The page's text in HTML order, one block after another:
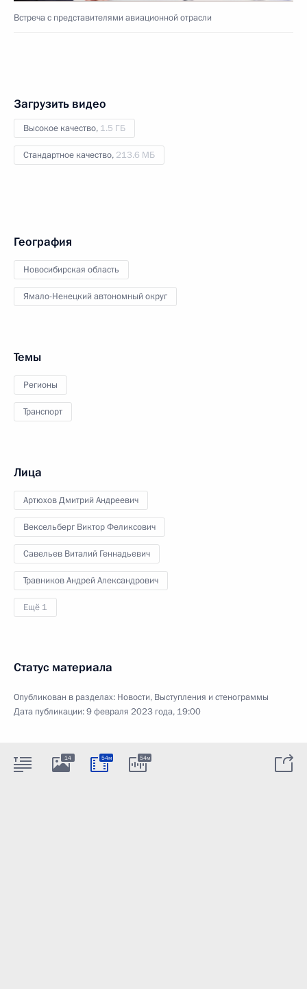
Встреча с представителями авиационной отрасли
Загрузить видео
Высокое качество, 1.5 ГБ
Стандартное качество, 213.6 МБ
География
Новосибирская область
Ямало-Ненецкий автономный округ
Темы
Регионы
Транспорт
Лица
Артюхов Дмитрий Андреевич
Вексельберг Виктор Феликсович
Савельев Виталий Геннадьевич
Травников Андрей Александрович
Ещё 1
Статус материала
Опубликован в разделах: Новости, Выступления и стенограммы
Дата публикации:9 февраля 2023 года, 19:00
14 54м 54м